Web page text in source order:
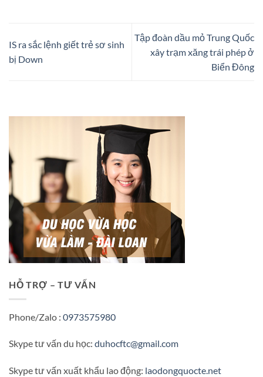
IS ra sắc lệnh giết trẻ sơ sinh
bị Down
Tập đoàn dầu mỏ Trung Quốc
xây trạm xăng trái phép ở
Biển Đông
HỖ TRỢ – TƯ VẤN
Phone/Zalo : 0973575980
Skype tư vấn du học: duhocftc@gmail.com
Skype tư vấn xuất khẩu lao động: laodongquocte.net